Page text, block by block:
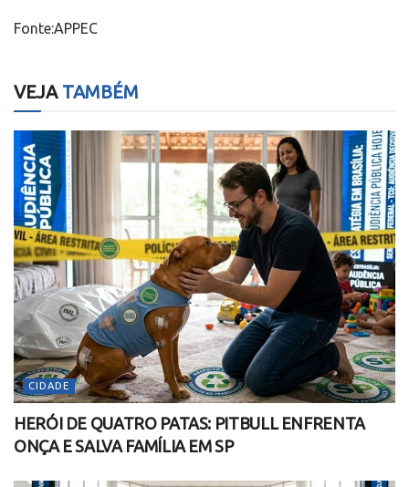
Fonte:APPEC
VEJATAMBÉM
CIDADE
HERÓI DE QUATRO PATAS: PITBULL ENFRENTA
ONÇA E SALVA FAMÍLIA EM SP